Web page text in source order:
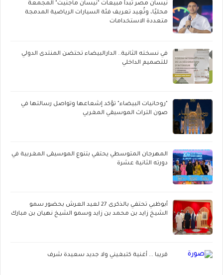
نيسان مصر تبدأ مبيعات "نيسان ماجنيت" المجمعة
محليًا، وتُعِيد تعريف فئة السيارات الرياضية المدمجة
متعددة الاستخدامات
في نسخته الثانية.. الدارالبيضاء تحتضن المنتدى الدولي
للتصميم الداخلي
"روحانيات البيضاء" تؤكد إشعاعها وتواصل رسالتها في
صون التراث الموسيقي المغربي
المهرجان المتوسطي يحتفي بتنوع الموسيقى المغربية في
دورته الثانية عشرة
أبوظبي تحتفي بالذكرى 27 لعيد العرش بحضور سمو
الشيخ زايد بن محمد بن زايد وسمو الشيخ نهيان بن مبارك
قريبا ... أغنية كتبغيني ولا جديد سعيدة شرف